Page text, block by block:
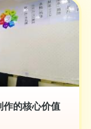
作的核心价值